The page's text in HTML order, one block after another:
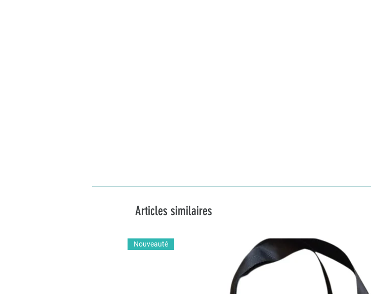
Articles similaires
Nouveauté